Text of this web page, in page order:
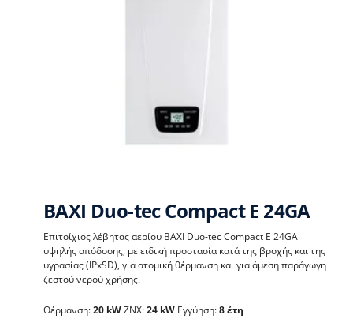
BAXI Duo-tec Compact
E 24GA
BAXI Duo-tec Compact E 24GA
Επιτοίχιος λέβητας αερίου BAXI Duo-tec Compact E 24GA
υψηλής απόδοσης, με ειδική προστασία κατά της βροχής και της
υγρασίας (IPxSD), για ατομική θέρμανση και για άμεση παράγωγη
ζεστού νερού χρήσης.
Θέρμανση:20 kWΖΝΧ:24 kWΕγγύηση:8 έτη